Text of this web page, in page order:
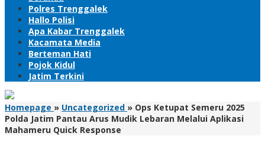
Polres Trenggalek
Hallo Polisi
Apa Kabar Trenggalek
Kacamata Media
Berteman Hati
Pojok Kidul
Jatim Terkini
Homepage » Uncategorized » Ops Ketupat Semeru 2025
Polda Jatim Pantau Arus Mudik Lebaran Melalui Aplikasi
Mahameru Quick Response